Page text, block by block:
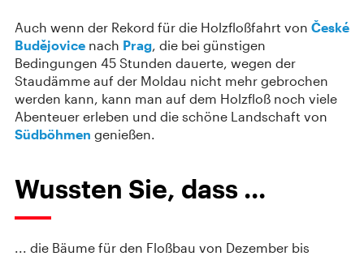
Auch wenn der Rekord für die Holzfloßfahrt von České
Budějovice nach Prag, die bei günstigen
Bedingungen 45 Stunden dauerte, wegen der
Staudämme auf der Moldau nicht mehr gebrochen
werden kann, kann man auf dem Holzfloß noch viele
Abenteuer erleben und die schöne Landschaft von
Südböhmen genießen.
Wussten Sie, dass ...
... die Bäume für den Floßbau von Dezember bis